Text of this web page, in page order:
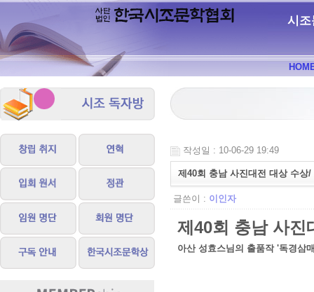
시조
작성일 : 10-06-29 19:49
제40회 충남 사진대전 대상 수상
글쓴이 : 이인자
제40회 충남 사진
아산 성효스님의 출품작 '독경삼